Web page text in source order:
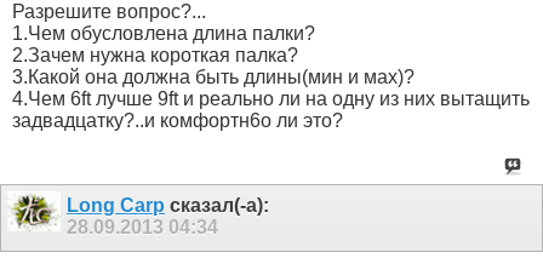
Разрешите вопрос?...
1.Чем обусловлена длина палки?
2.Зачем нужна короткая палка?
3.Какой она должна быть длины(мин и мах)?
4.Чем 6ft лучше 9ft и реально ли на одну из них вытащить
задвадцатку?..и комфортн6о ли это?
Long Carp сказал(-а):
28.09.2013 04:34